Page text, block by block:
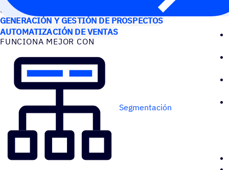
CASOS DE USO
GENERACIÓN Y GESTIÓN DE PROSPECTOS
AUTOMATIZACIÓN DE VENTAS
FUNCIONA MEJOR CON
Segmentación